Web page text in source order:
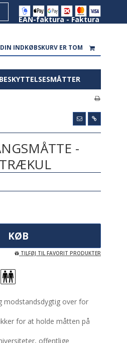
EAN-faktura - Faktura
DIN INDKØBSKURV ER TOM
BESKYTTELSESMÅTTER
-
KØB
TILFØJ TIL FAVORIT PRODUKTER
modstandsdygtig over for
for at holde måtten på
offentlige